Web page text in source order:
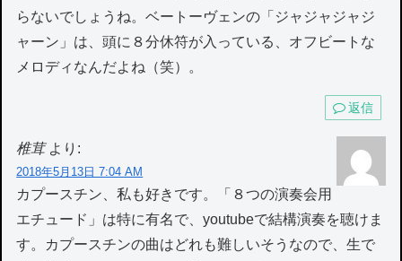
らないでしょうね。ベートーヴェンの「ジャジャジャジ
ャーン」は、頭に８分休符が入っている、オフビートな
メロディなんだよね（笑）。
返信
椎茸 より:
2018年5月13日 7:04 AM
カプースチン、私も好きです。「８つの演奏会用
エチュード」は特に有名で、youtubeで結構演奏を聴けま
す。カプースチンの曲はどれも難しいそうなので、生で